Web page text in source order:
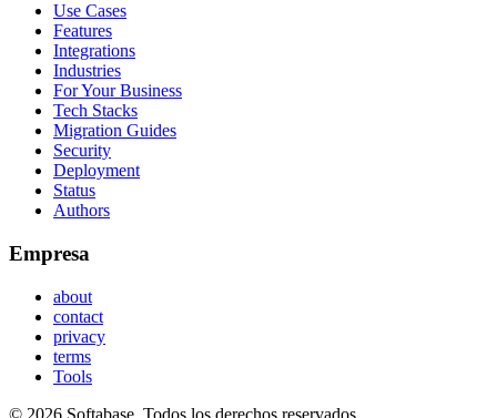
Use Cases
Features
Integrations
Industries
For Your Business
Tech Stacks
Migration Guides
Security
Deployment
Status
Authors
Empresa
about
contact
privacy
terms
Tools
© 2026 Softabase. Todos los derechos reservados.